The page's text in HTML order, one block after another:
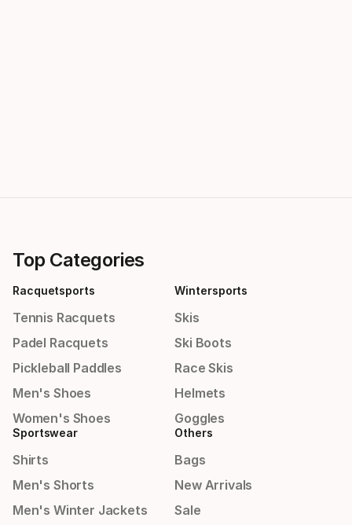
Top Categories
Racquetsports
Tennis Racquets
Padel Racquets
Pickleball Paddles
Men's Shoes
Women's Shoes
Wintersports
Skis
Ski Boots
Race Skis
Helmets
Goggles
Sportswear
Shirts
Men's Shorts
Men's Winter Jackets
Others
Bags
New Arrivals
Sale